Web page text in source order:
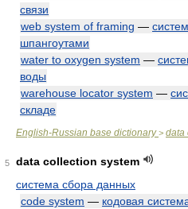
связи
web system of framing —
шпангоутами
water to oxygen system —
воды
warehouse locator system —
складе
English-Russian base dictionary> data
5
data collection system
система сбора данных
code system — кодовая